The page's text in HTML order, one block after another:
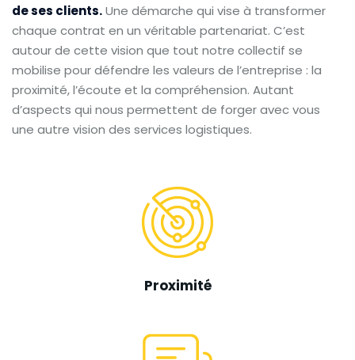
de ses clients.Une démarche qui vise à transformer
chaque contrat en un véritable partenariat. C’est
autour de cette vision que tout notre collectif se
mobilise pour défendre les valeurs de l’entreprise : la
proximité, l’écoute et la compréhension. Autant
d’aspects qui nous permettent de forger avec vous
une autre vision des services logistiques.
Proximité